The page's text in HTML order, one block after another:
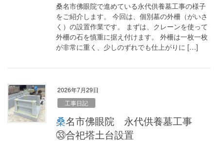
桑名市佛眼院で進めている永代供養墓工事の様子
をご紹介します。 今回は、個別墓の外柵（がいさ
く）の設置作業です。 まずは、クレーンを使って
外柵の石を慎重に据え付けます。 外柵は一枚一枚
が非常に重く、少しのずれでも仕上がりに […]
2026年7月29日
工事日記
桑名市佛眼院 永代供養墓工事
㉝合祀塔土台設置